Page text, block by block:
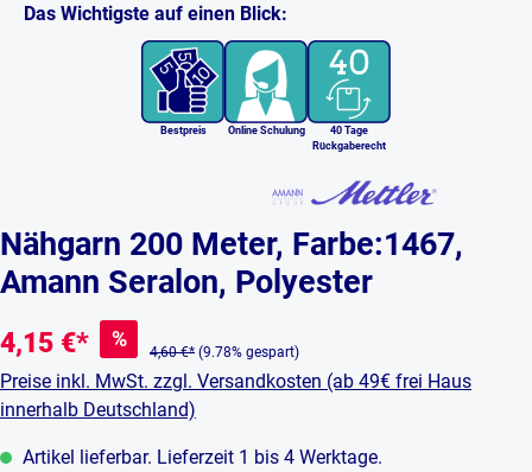
Das Wichtigste auf einen Blick:
Bestpreis Online Schulung
40 Tage
Rückgaberecht
Nähgarn 200 Meter, Farbe:1467,
Amann Seralon, Polyester
4,15 €* %
4,60 €* (9.78% gespart)
Preise inkl. MwSt. zzgl. Versandkosten (ab 49€ frei Haus
innerhalb Deutschland)
Artikel lieferbar. Lieferzeit 1 bis 4 Werktage.